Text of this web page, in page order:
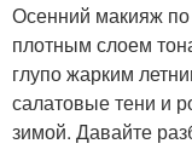
Осенний макияж
плотным слоем
глупо жарким
салатовые тени и
зимой. Давайте